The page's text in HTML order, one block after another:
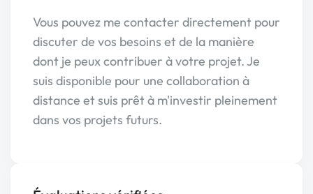
Vous pouvez me contacter directement pour
discuter de vos besoins et de la manière
dont je peux contribuer à votre projet. Je
suis disponible pour une collaboration à
distance et suis prêt à m'investir pleinement
dans vos projets futurs.